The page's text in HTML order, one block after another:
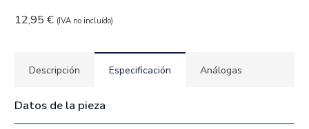
12,95 € (IVA no incluído)
Descripción Especificación Análogas
Datos de la pieza